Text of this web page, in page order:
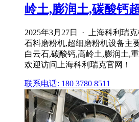
岭土,膨润土,碳酸钙
2025年3月27日 · 上海科利瑞
石料磨粉机,超细磨粉机设备主
白云石,碳酸钙,高岭土,膨润土,
欢迎访问上海科利瑞克官网！
联系电话: 180 3780 8511